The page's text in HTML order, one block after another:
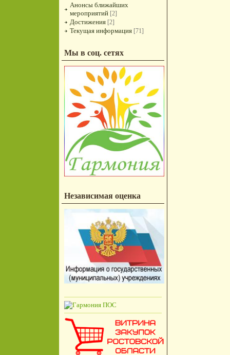
Анонсы ближайших
мероприятий [2]
Достижения [2]
Текущая информация [71]
Мы в соц. сетях
Независимая оценка